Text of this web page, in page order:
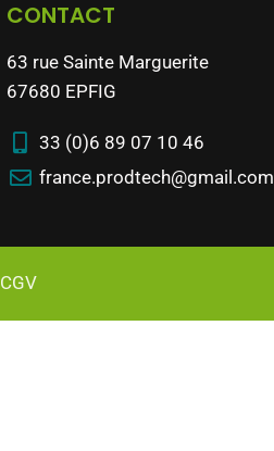
CONTACT
63 rue Sainte Marguerite
67680 EPFIG
33 (0)6 89 07 10 46
france.prodtech@gmail.com
CGV